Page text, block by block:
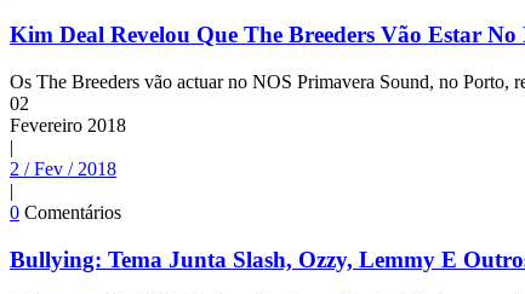
Kim Deal Revelou Que The Breeders Vão Estar
Os The Breeders vão actuar no NOS Primavera Sound, no
02
Fevereiro 2018
|
2 / Fev / 2018
|
0 Comentários
Bullying: Tema Junta Slash, Ozzy, Lemmy E